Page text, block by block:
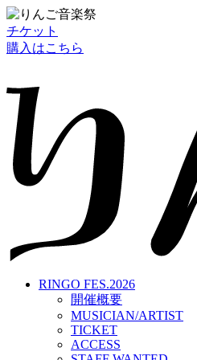
チケット
購入はこちら
RINGO FES.2026
開催概要
MUSICIAN/ARTIST
TICKET
ACCESS